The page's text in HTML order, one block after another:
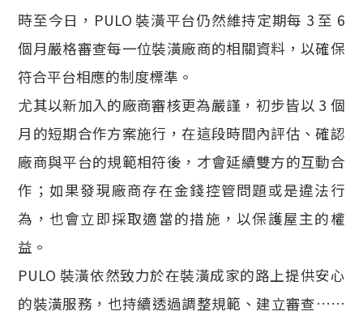
時至今日，PULO 裝潢平台仍然維持定期每 3 至 6
個月嚴格審查每一位裝潢廠商的相關資料，以確保
符合平台相應的制度標準。
尤其以新加入的廠商審核更為嚴謹，初步皆以 3 個
月的短期合作方案施行，在這段時間內評估、確認
廠商與平台的規範相符後，才會延續雙方的互動合
作；如果發現廠商存在金錢控管問題或是違法行
為，也會立即採取適當的措施，以保護屋主的權
益。
PULO 裝潢依然致力於在裝潢成家的路上提供安心
的裝潢服務，也持續透過調整規範、建立審查……